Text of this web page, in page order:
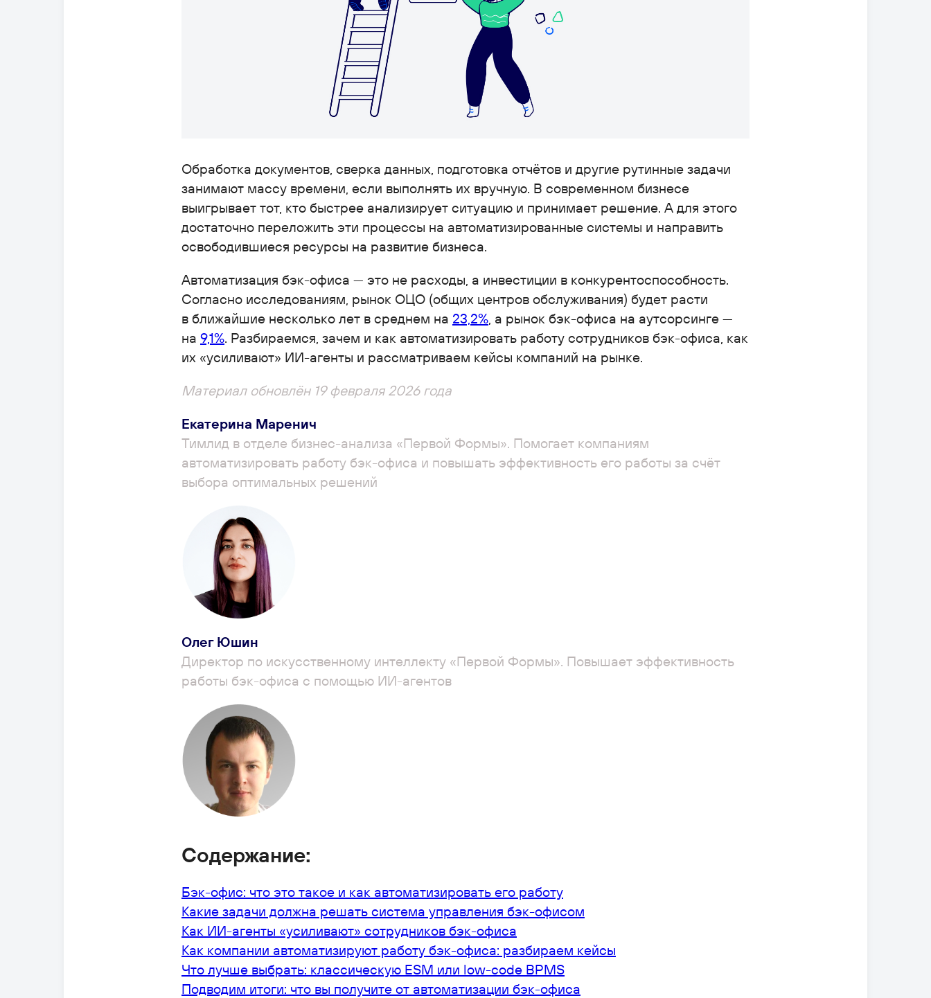
Обработка документов, сверка данных, подготовка отчётов и другие рутинные задачи
занимают массу времени, если выполнять их вручную. В современном бизнесе
выигрывает тот, кто быстрее анализирует ситуацию и принимает решение. А для этого
достаточно переложить эти процессы на автоматизированные системы и направить
освободившиеся ресурсы на развитие бизнеса.
Автоматизация бэк-офиса — это не расходы, а инвестиции в конкурентоспособность.
Согласно исследованиям, рынок ОЦО (общих центров обслуживания) будет расти
в ближайшие несколько лет в среднем на 23,2%, а рынок бэк-офиса на аутсорсинге —
на 9,1%. Разбираемся, зачем и как автоматизировать работу сотрудников бэк-офиса, как
их «усиливают» ИИ-агенты и рассматриваем кейсы компаний на рынке.
Материал обновлён 19 февраля 2026 года
Екатерина Маренич
Тимлид в отделе бизнес-анализа «Первой Формы». Помогает компаниям
автоматизировать работу бэк-офиса и повышать эффективность его работы за счёт
выбора оптимальных решений
Олег Юшин
Директор по искусственному интеллекту «Первой Формы». Повышает эффективность
работы бэк-офиса с помощью ИИ-агентов
Содержание:
Бэк-офис: что это такое и как автоматизировать его работу
Какие задачи должна решать система управления бэк-офисом
Как ИИ-агенты «усиливают» сотрудников бэк-офиса
Как компании автоматизируют работу бэк-офиса: разбираем кейсы
Что лучше выбрать: классическую ESM или low-code BPMS
Подводим итоги: что вы получите от автоматизации бэк-офиса